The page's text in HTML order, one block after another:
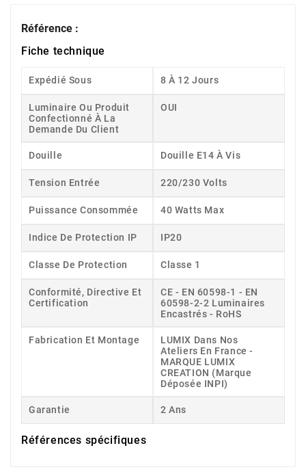
Référence :
Fiche technique
Expédié Sous 8 À 12 Jours
Luminaire Ou Produit
Confectionné À La
Demande Du Client
OUI
Douille Douille E14 À Vis
Tension Entrée 220/230 Volts
Puissance Consommée 40 Watts Max
Indice De Protection IP IP20
Classe De Protection Classe 1
Conformité, Directive Et
Certification
CE - EN 60598-1 - EN
60598-2-2 Luminaires
Encastrés - RoHS
Fabrication Et Montage
LUMIX Dans Nos
Ateliers En France -
MARQUE LUMIX
CREATION (Marque
Déposée INPI)
Garantie 2 Ans
Références spécifiques